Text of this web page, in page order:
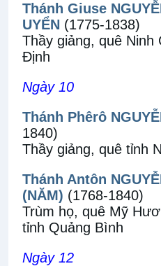
Thánh Giuse
UYỂN (1775-1838)
Thầy giảng, quê Ninh
Định
Ngày 10
Thánh Phêrô
1840)
Thầy giảng, quê tỉnh
Thánh Antôn
(NĂM) (1768-1840)
Trùm họ, quê Mỹ
tỉnh Quảng Bình
Ngày 12